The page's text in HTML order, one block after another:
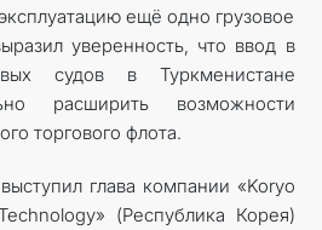
ещё одно грузовое
уверенность, что ввод в
судов в Туркменистане
расширить возможности
торгового флота.
глава компании «Koryo
(Республика Корея)